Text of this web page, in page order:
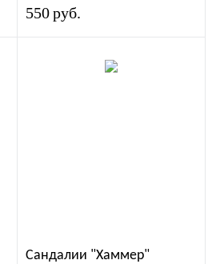
550руб.
Сандалии "Хаммер"